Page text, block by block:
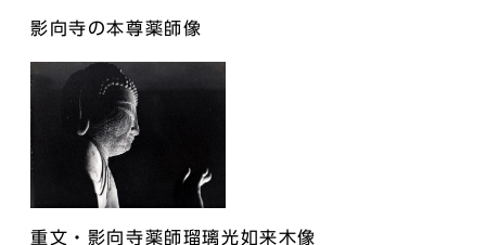
影向寺の本尊薬師像
重文・影向寺薬師瑠璃光如来木像